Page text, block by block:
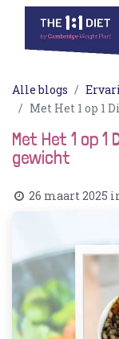
Alle blogs
Met Het 1 op 1
Met Het 1 op
gewicht
26 maart 2025